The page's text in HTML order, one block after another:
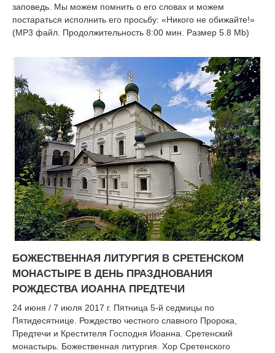
заповедь. Мы можем помнить о его словах и можем
постараться исполнить его просьбу: «Никого не обижайте!»
(MP3 файл. Продолжительность 8:00 мин. Размер 5.8 Mb)
БОЖЕСТВЕННАЯ ЛИТУРГИЯ В СРЕТЕНСКОМ
МОНАСТЫРЕ В ДЕНЬ ПРАЗДНОВАНИЯ
РОЖДЕСТВА ИОАННА ПРЕДТЕЧИ
24 июня / 7 июля 2017 г. Пятница 5-й седмицы по
Пятидесятнице. Рождество честного славного Пророка,
Предтечи и Крестителя Господня Иоанна. Сретенский
монастырь. Божественная литургия. Хор Сретенского